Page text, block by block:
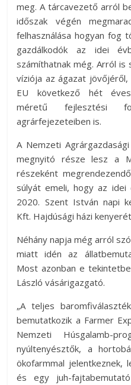
meg. A tárcavezető arról
időszak végén
felhasználása hogyan fog
gazdálkodók az idei
számíthatnak még. Arról
víziója az ágazat
EU következő hét
méretű fejlesztési
agrárfejezeteiben is.
A Nemzeti
megnyitó része lesz a
részeként
súlyát emeli, hogy az idei
2020. Szent István napi
Kft. Hajdúsági házi
Néhány napja még arról
miatt idén az
Most azonban e
László vásárigazgató.
„A teljes
bemutatkozik a Farmer
Nemzeti Húsgalamb-
nyúltenyésztők, a
ökofarmmal jelentkeznek,
és egy juh-